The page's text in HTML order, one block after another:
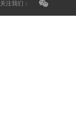
关注我们：